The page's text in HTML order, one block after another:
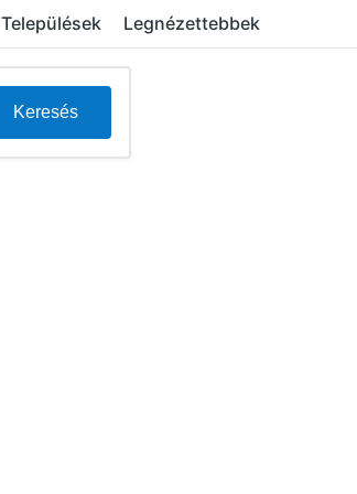
Települések Legnézettebbek
Keresés